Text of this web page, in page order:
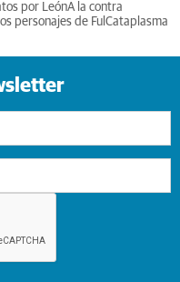
por LeónA la contra
personajes de Ful Cataplasma